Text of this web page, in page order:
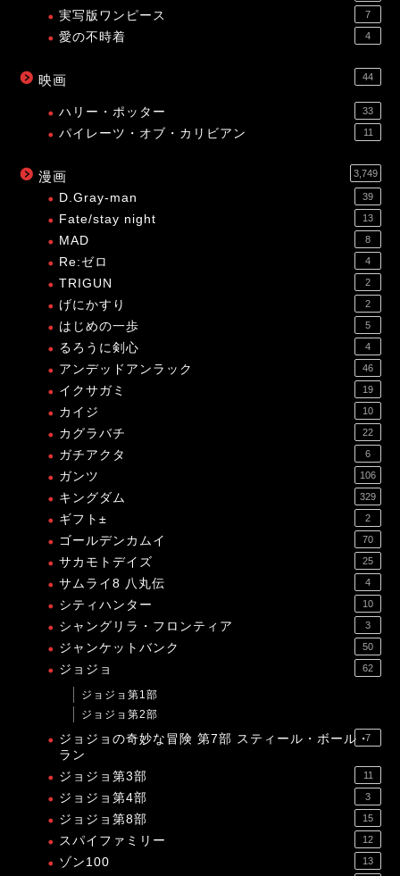
実写版ワンピース
7
愛の不時着 4
映画 44
ハリー・ポッター 33
パイレーツ・オブ・カリビアン 11
漫画 3,749
D.Gray-man 39
Fate/stay night 13
MAD 8
Re:ゼロ 4
TRIGUN 2
げにかすり 2
はじめの一歩 5
るろうに剣心 4
アンデッドアンラック 46
イクサガミ 19
カイジ 10
カグラバチ 22
ガチアクタ 6
ガンツ 106
キングダム 329
ギフト± 2
ゴールデンカムイ 70
サカモトデイズ 25
サムライ8 八丸伝 4
シティハンター 10
シャングリラ・フロンティア 3
ジャンケットバンク 50
ジョジョ 62
ジョジョ第1部
ジョジョ第2部
ジョジョの奇妙な冒険 第7部 スティール・ボール・
ラン
7
ジョジョ第3部 11
ジョジョ第4部 3
ジョジョ第8部 15
スパイファミリー 12
ゾン100 13